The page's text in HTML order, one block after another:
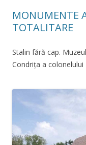
MONUMENTE
TOTALITARE
Stalin fără cap.
Condrița a colonelului